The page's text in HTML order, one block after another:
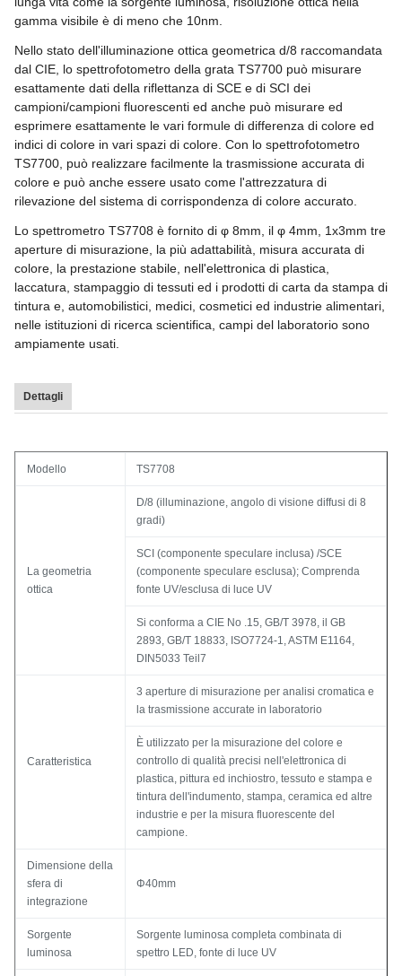
gamma visibile è di meno che 10nm.
Nello stato dell'illuminazione ottica geometrica d/8 raccomandata
dal CIE, lo spettrofotometro della grata TS7700 può misurare
esattamente dati della riflettanza di SCE e di SCI dei
campioni/campioni fluorescenti ed anche può misurare ed
esprimere esattamente le vari formule di differenza di colore ed
indici di colore in vari spazi di colore. Con lo spettrofotometro
TS7700, può realizzare facilmente la trasmissione accurata di
colore e può anche essere usato come l'attrezzatura di
rilevazione del sistema di corrispondenza di colore accurato.
Lo spettrometro TS7708 è fornito di φ 8mm, il φ 4mm, 1x3mm tre
aperture di misurazione, la più adattabilità, misura accurata di
colore, la prestazione stabile, nell'elettronica di plastica,
laccatura, stampaggio di tessuti ed i prodotti di carta da stampa di
tintura e, automobilistici, medici, cosmetici ed industrie alimentari,
nelle istituzioni di ricerca scientifica, campi del laboratorio sono
ampiamente usati.
Dettagli
Modello TS7708
La geometria
ottica
D/8 (illuminazione, angolo di visione diffusi di 8
gradi)
SCI (componente speculare inclusa) /SCE
(componente speculare esclusa); Comprenda
fonte UV/esclusa di luce UV
Si conforma a CIE No .15, GB/T 3978, il GB
2893, GB/T 18833, ISO7724-1, ASTM E1164,
DIN5033 Teil7
Caratteristica
3 aperture di misurazione per analisi cromatica e
la trasmissione accurate in laboratorio
È utilizzato per la misurazione del colore e
controllo di qualità precisi nell'elettronica di
plastica, pittura ed inchiostro, tessuto e stampa e
tintura dell'indumento, stampa, ceramica ed altre
industrie e per la misura fluorescente del
campione.
Dimensione della
sfera di
integrazione
Φ40mm
Sorgente
luminosa
Sorgente luminosa completa combinata di
spettro LED, fonte di luce UV